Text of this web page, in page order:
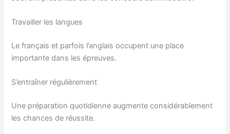
Travailler les langues
Le français et parfois l’anglais occupent une place
importante dans les épreuves.
S’entraîner régulièrement
Une préparation quotidienne augmente considérablement
les chances de réussite.